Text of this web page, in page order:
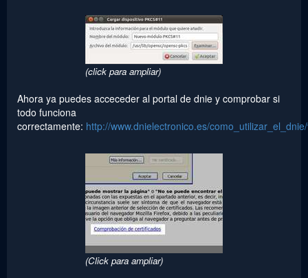
(click para ampliar)
Ahora ya puedes acceceder al portal de dnie y comprobar si
todo funciona
correctamente: http://www.dnielectronico.es/
(Click para ampliar)